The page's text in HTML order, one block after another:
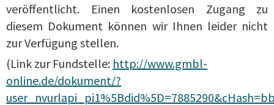
veröffentlicht. Einen kostenlosen Zugang zu
diesem Dokument können wir Ihnen leider nicht
zur Verfügung stellen.
(Link zur Fundstelle: http://www.gmbl-
online.de/dokument/?